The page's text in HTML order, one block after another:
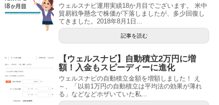
ウェルスナビ運用実績18か月目でございます。 米中
貿易戦争懸念で株価が下落しましたが、多少回復し
てきました。2018年8月1日...
記事を読む
【ウェルスナビ】自動積立2万円に増
額！入金もスピーディーに進化
ウェルスナビの自動積立金額を増額しました！ え
～、「以前1万円の自動積立は平均法の効果が薄れ
る」などなどホザいていた私...